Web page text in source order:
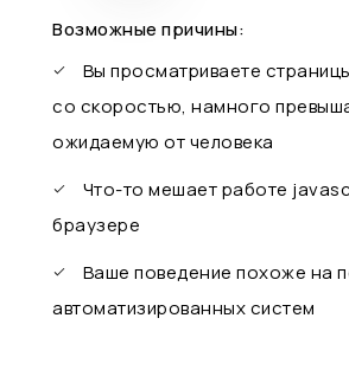
Возможные причины:
Вы просматриваете
со скоростью, намного
ожидаемую от человека
Что-то мешает работе
браузере
Ваше поведение похоже на
автоматизированных систем